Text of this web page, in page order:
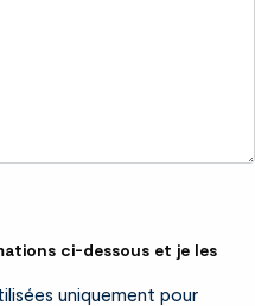
ci-dessous et je les
uniquement pour